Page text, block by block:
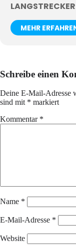
LANGSTRECKER
MEHR
Schreibe einen
Deine E-Mail-Adresse
sind mit * markiert
Kommentar *
Name *
E-Mail-Adresse *
Website